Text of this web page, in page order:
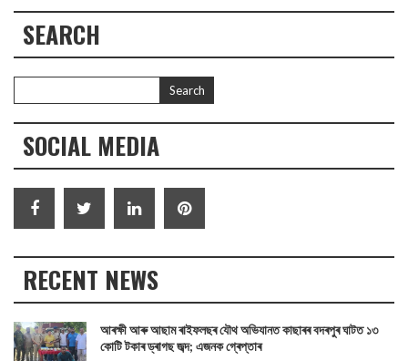
SEARCH
SOCIAL MEDIA
RECENT NEWS
আৰক্ষী আৰু আছাম ৰাইফলছৰ যৌথ অভিযানত কাছাৰৰ বদৰপুৰ ঘাটত ১৩
কোটি টকাৰ ড্ৰাগছ জব্দ; এজনক গ্ৰেপ্তাৰ